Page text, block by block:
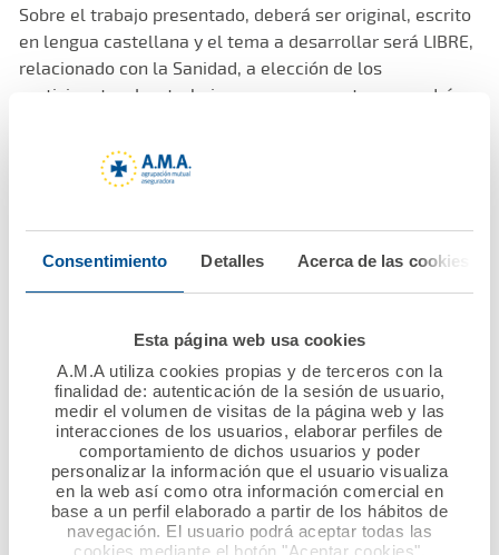
Consentimiento Detalles Acerca de las cookies
Esta página web usa cookies
A.M.A utiliza cookies propias y de terceros con la
finalidad de: autenticación de la sesión de usuario,
medir el volumen de visitas de la página web y las
interacciones de los usuarios, elaborar perfiles de
comportamiento de dichos usuarios y poder
personalizar la información que el usuario visualiza
en la web así como otra información comercial en
base a un perfil elaborado a partir de los hábitos de
navegación. El usuario podrá aceptar todas las
cookies mediante el botón "Aceptar cookies".
Sobre el trabajo presentado, deberá ser original, escrito
en lengua castellana y el tema a desarrollar será LIBRE,
relacionado con la Sanidad, a elección de los
participantes. Los trabajos que se presenten no podrán
en su totalidad de ninguna forma, ni a través de ningún
medio con anterioridad a la fecha de su presentación, ni
En caso de haber sido publicados parcialmente el autor
deberá acompañar a su solicitud, en documento
publicada identificando el medio en que ha sido
publicado.
La dotación económica global será de 30.000 euros, de
los cuales 20.000 euros corresponderán al trabajo
vencedor y 10.000 al accésit del premio, lo cual los sitúa
como uno de los premios científicos con mayor dotación
económica a nivel estatal.